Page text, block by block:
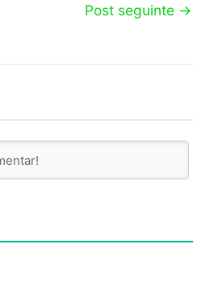
Post seguinte →